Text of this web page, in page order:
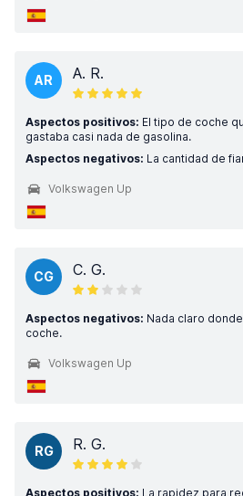
AR A. R.
Aspectos positivos: El tipo de coche
gastaba casi nada de gasolina.
Aspectos negativos: La cantidad de
Volkswagen Up
CG C. G.
Aspectos negativos: Nada claro
coche.
Volkswagen Up
RG R. G.
Aspectos positivos: La rapidez para